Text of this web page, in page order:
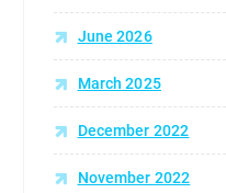
June 2026
March 2025
December 2022
November 2022